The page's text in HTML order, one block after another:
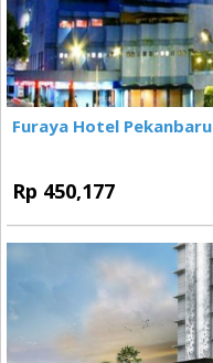
Furaya Hotel Pekanbaru
Rp 450,177